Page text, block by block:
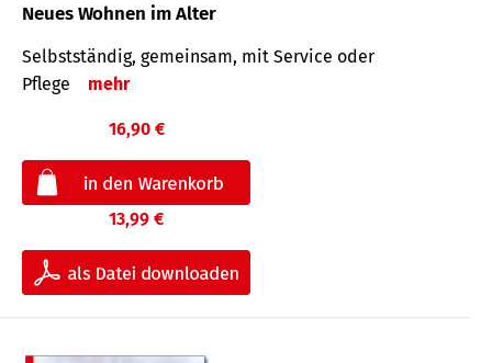
Neues Wohnen im Alter
Selbstständig, gemeinsam, mit Service oder
Pflege
mehr
16,90 €
13,99 €